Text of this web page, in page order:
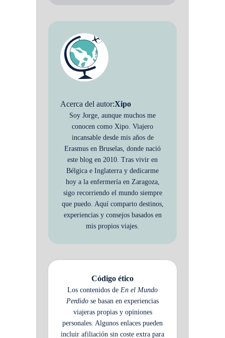
Acerca del autor:Xipo
Soy Jorge, aunque muchos me
conocen como Xipo. Viajero
incansable desde mis años de
Erasmus en Bruselas, donde nació
este blog en 2010. Tras vivir en
Bélgica e Inglaterra y dedicarme
hoy a la enfermería en Zaragoza,
sigo recorriendo el mundo siempre
que puedo. Aquí comparto destinos,
experiencias y consejos basados en
mis propios viajes.
Código ético
Los contenidos de En el Mundo
Perdido se basan en experiencias
viajeras propias y opiniones
personales. Algunos enlaces pueden
incluir afiliación sin coste extra para